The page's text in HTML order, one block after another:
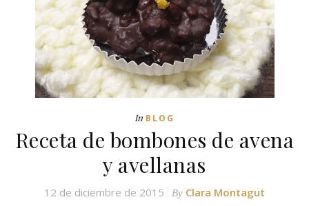
In BLOG
Receta de bombones de avena
y avellanas
12 de diciembre de 2015 By Clara Montagut